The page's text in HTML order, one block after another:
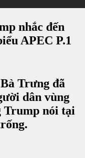
nhắc đến
APEC P.1
Trưng đã
dân vùng
Trump nói tại